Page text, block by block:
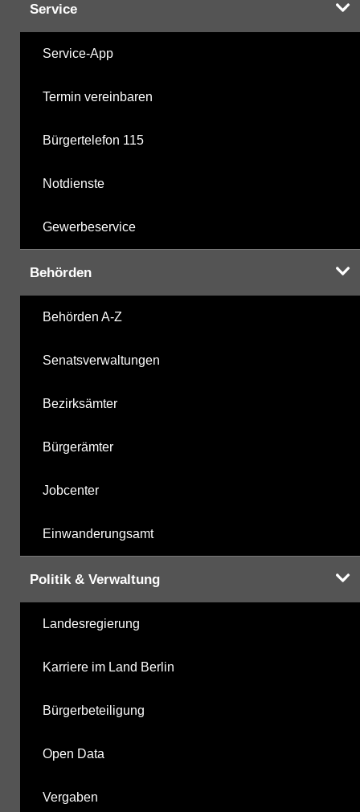
Service
Service-App
Termin vereinbaren
Bürgertelefon 115
Notdienste
Gewerbeservice
Behörden
Behörden A-Z
Senatsverwaltungen
Bezirksämter
Bürgerämter
Jobcenter
Einwanderungsamt
Politik & Verwaltung
Landesregierung
Karriere im Land Berlin
Bürgerbeteiligung
Open Data
Vergaben